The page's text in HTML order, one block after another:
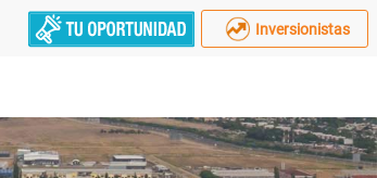
Inversionistas